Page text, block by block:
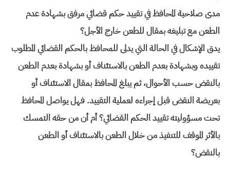
مدى صلاحية المحافظ في تقييد حكم قضائي مرفق بشهادة عدم
الطعن مع تبليغه بمقال للطعن خارج الأجل؟
يدق الإشكال في الحالة التي يدلى للمحافظ بالحكم القضائي المطلوب
تقييده وبشهادة بعدم الطعن بالاستئناف أو بشهادة بعدم الطعن
بالنقض حسب الأحوال، ثم يبلغ المحافظ بمقال الاستئناف أو
بعريضة النقض قبل إجراءه لعملية التقييد. فهل يواصل المحافظ
تحت مسؤوليته تقييد الحكم القضائي؟ أم أن من حقه التمسك
بالأثر الموقف للتنفيذ من خلال الطعن بالاستئناف أو الطعن
بالنقض؟